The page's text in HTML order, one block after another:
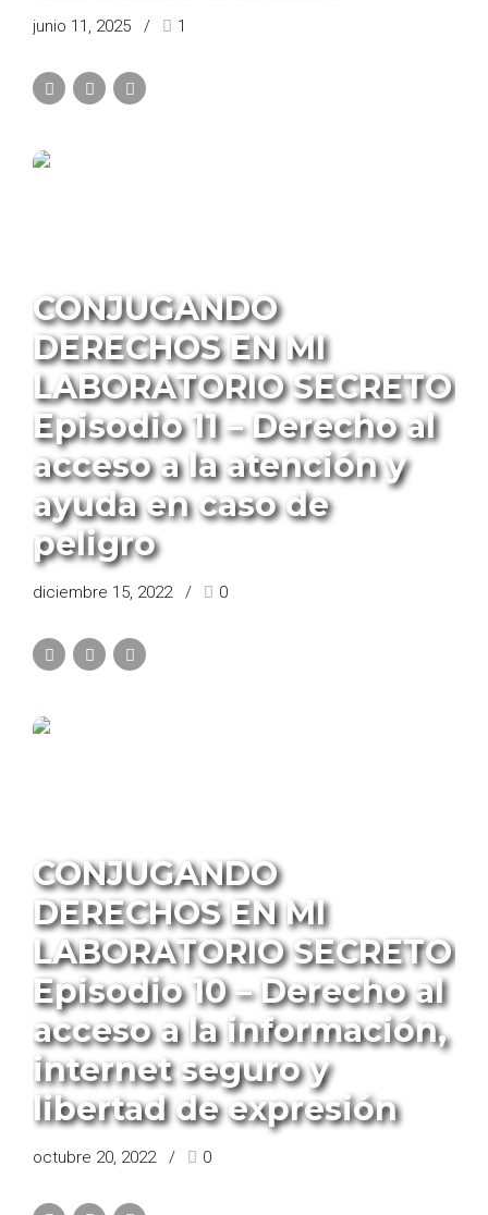
junio 11, 2025 1
CONJUGANDO
DERECHOS EN MI
LABORATORIO SECRETO
Episodio 11 – Derecho al
acceso a la atención y
ayuda en caso de
peligro
diciembre 15, 2022 0
CONJUGANDO
DERECHOS EN MI
LABORATORIO SECRETO
Episodio 10 – Derecho al
acceso a la información,
internet seguro y
libertad de expresión
octubre 20, 2022 0